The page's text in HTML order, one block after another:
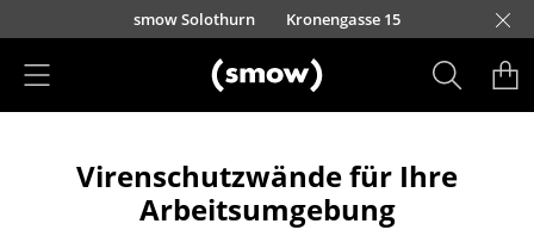
Direkt zum Inhaltsmow Solothurn Kronengasse 15
Sitzmöbel
Virenschutzwände für Ihre
Arbeitsumgebung